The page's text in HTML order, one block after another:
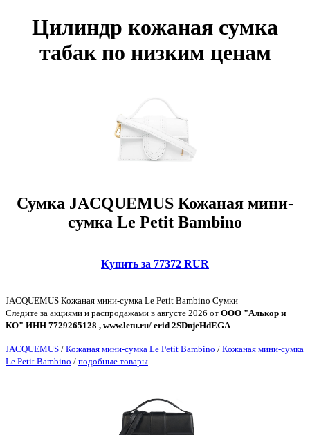
Цилиндр кожаная сумка
табак по низким ценам
Сумка JACQUEMUS Кожаная мини-
сумка Le Petit Bambino
Купить за 77372 RUR
JACQUEMUS Кожаная мини-сумка Le Petit Bambino Сумки
Следите за акциями и распродажами в августе 2026 от ООО "Алькор и
КО" ИНН 7729265128 , www.letu.ru/ erid 2SDnjeHdEGA
JACQUEMUS / Кожаная мини-сумка Le Petit Bambino / Кожаная мини-сумка
Le Petit Bambino / подобные товары